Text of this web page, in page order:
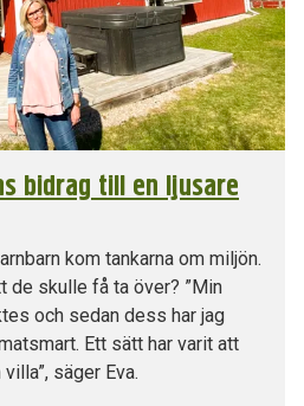
bidrag till en ljusare
kom tankarna om miljön.
de skulle få ta över? ”Min
och sedan dess har jag
Ett sätt har varit att
säger Eva.